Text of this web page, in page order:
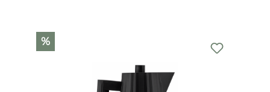
Produktgalerie überspringen
%